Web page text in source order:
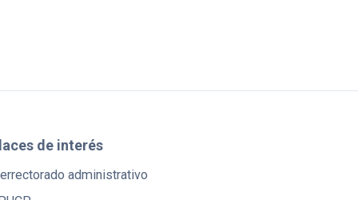
de interés
administrativo